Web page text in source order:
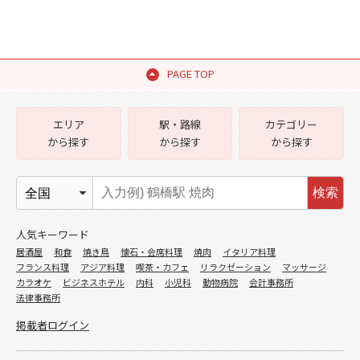
PAGE TOP
エリア
から探す
駅・路線
から探す
カテゴリー
から探す
検索
人気キーワード
居酒屋 和食 焼き鳥 懐石・会席料理 焼肉
イタリア料理
フランス料理
アジア料理 喫茶・カフェ リラクゼーション
マッサージ
カラオケ
ビジネスホテル 内科 小児科 動物病院
会計事務所
法律事務所
掲載者ログイン